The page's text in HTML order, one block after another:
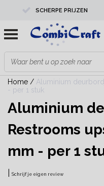
SCHERPE PRIJZEN
PROFESSIONELE KWALITEIT
EXPERTS IN MAATWERK
Home / Aluminium
- per 1 stuk
Aluminium
Restrooms
mm - per 1
Schrijf je eigen review